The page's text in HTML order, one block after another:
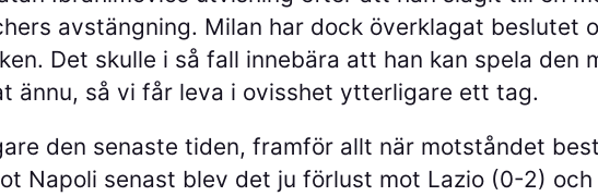
avstängning. Milan har dock överklagat beslutet
Det skulle i så fall innebära att han kan spela den
ännu, så vi får leva i ovisshet ytterligare ett tag.
den senaste tiden, framför allt när motståndet
Napoli senast blev det ju förlust mot Lazio (0-2)